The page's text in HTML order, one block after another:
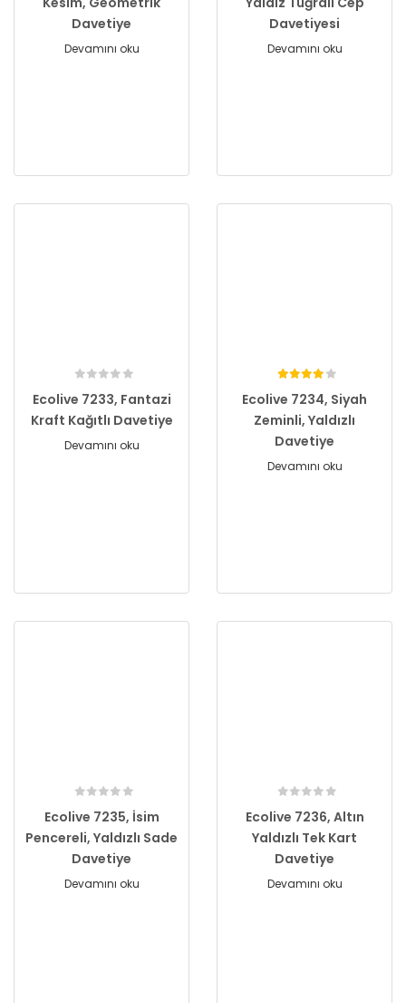
Davetiye
Devamını oku
Davetiyesi
Devamını oku
Ecolive 7233, Fantazi
Kraft Kağıtlı Davetiye
Devamını oku
Ecolive 7234, Siyah
Zeminli, Yaldızlı
Davetiye
Devamını oku
Ecolive 7235, İsim
Pencereli, Yaldızlı Sade
Davetiye
Devamını oku
Ecolive 7236, Altın
Yaldızlı Tek Kart
Davetiye
Devamını oku